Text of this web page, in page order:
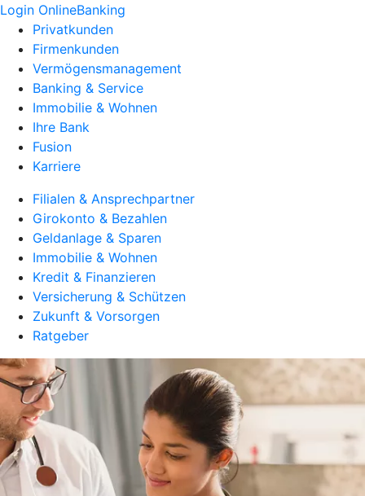
Login OnlineBanking
Privatkunden
Firmenkunden
Vermögensmanagement
Banking & Service
Immobilie & Wohnen
Ihre Bank
Fusion
Karriere
Filialen & Ansprechpartner
Girokonto & Bezahlen
Geldanlage & Sparen
Immobilie & Wohnen
Kredit & Finanzieren
Versicherung & Schützen
Zukunft & Vorsorgen
Ratgeber